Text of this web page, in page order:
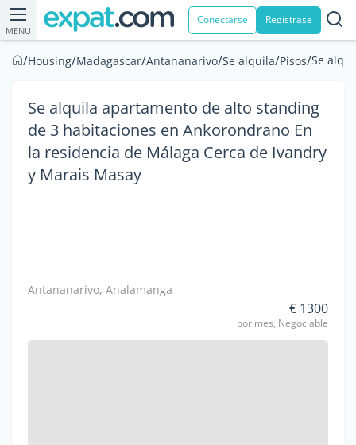
MENU
Conectarse Registrase
/Housing/Madagascar/Antananarivo/Se alquila/Pisos/Se
Se alquila apartamento de alto standing
de 3 habitaciones en Ankorondrano En
la residencia de Málaga Cerca de Ivandry
y Marais Masay
Antananarivo, Analamanga
€ 1300
por mes, Negociable